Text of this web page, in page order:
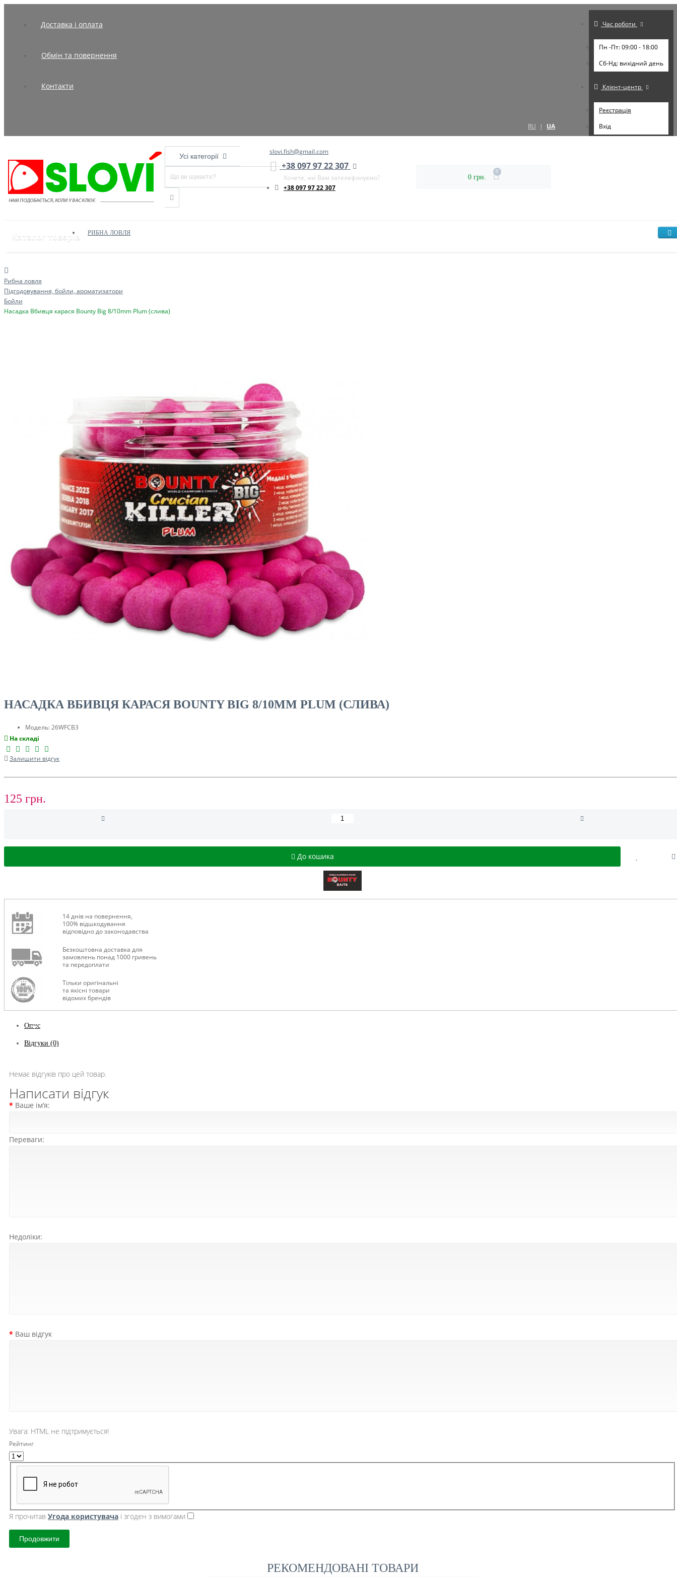
Доставка і оплата
Обмін та повернення
Контакти
RU | UA
Час роботи
Пн -Пт: 09:00 - 18:00
Cб-Нд: вихідний день
Клієнт-центр
Реєстрація
Вхід
Усі категорії
slovi.fish@gmail.com
+38 097 97 22 307
Хочете, ми Вам зателефонуємо?
+38 097 97 22 307
0 грн.
0
Каталог товарів РИБНА ЛОВЛЯ
ЧОВНИ ТА МОТОРИ
Рибна ловля
Підгодовування, бойли, ароматизатори
Бойли
Насадка Вбивця карася Bounty Big 8/10mm Plum (слива)
НАСАДКА ВБИВЦЯ КАРАСЯ BOUNTY BIG 8/10MM PLUM (СЛИВА)
Модель:26WFCB3
На складі
Залишити відгук
125 грн.
До кошика
14 днів на повернення,
100% відшкодування
відповідно до законодавства
Безкоштовна доставка для
замовлень понад 1000 гривень
та передоплати
Тільки оригінальні
та якісні товари
відомих брендів
Опис
Відгуки (0)
Немає відгуків про цей товар.
Написати відгук
Ваше ім’я:
Переваги:
Недоліки:
Ваш відгук
Увага: HTML не підтримується!
Рейтинг
Я прочитав Угода користувача і згоден з вимогами
Продовжити
РЕКОМЕНДОВАНІ ТОВАРИ